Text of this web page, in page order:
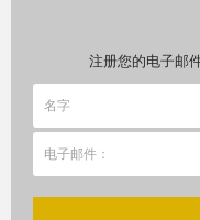
注册您的电子邮